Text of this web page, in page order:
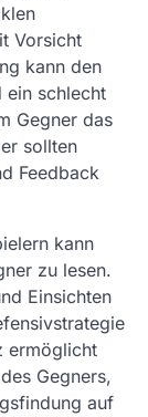
Vorsicht
kann den
ein schlecht
Gegner das
sollten
Feedback
kann
zu lesen.
Einsichten
ermöglicht
Gegners,
auf